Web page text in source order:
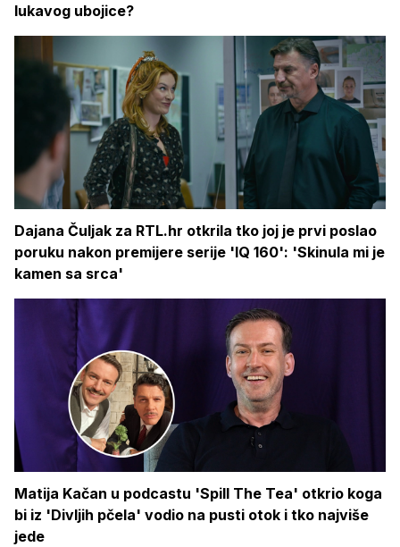
lukavog ubojice?
Dajana Čuljak za RTL.hr otkrila tko joj je prvi poslao
poruku nakon premijere serije 'IQ 160': 'Skinula mi je
kamen sa srca'
Matija Kačan u podcastu 'Spill The Tea' otkrio koga
bi iz 'Divljih pčela' vodio na pusti otok i tko najviše
jede